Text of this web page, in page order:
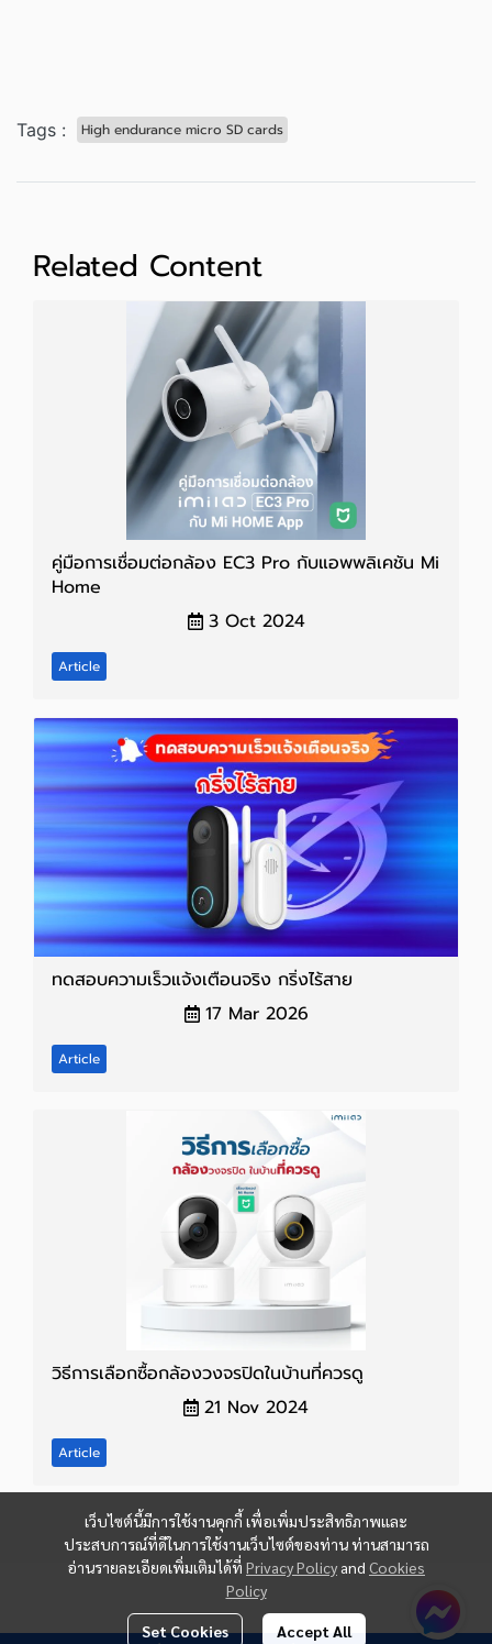
Tags : High endurance micro SD cards
Related Content
คู่มือการเชื่อมต่อกล้อง EC3 Pro กับแอพพลิเคชัน Mi
Home
3 Oct 2024
Article
ทดสอบความเร็วแจ้งเตือนจริง กริ่งไร้สาย
17 Mar 2026
Article
วิธีการเลือกซื้อกล้องวงจรปิดในบ้านที่ควรดู
21 Nov 2024
Article
เว็บไซต์นี้มีการใช้งานคุกกี้ เพื่อเพิ่มประสิทธิภาพและ
ประสบการณ์ที่ดีในการใช้งานเว็บไซต์ของท่าน ท่านสามารถ
อ่านรายละเอียดเพิ่มเติมได้ที่ Privacy Policy and Cookies
Policy
Set Cookies
Accept All